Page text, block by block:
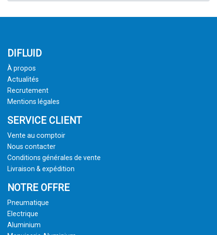
DIFLUID
À propos
Actualités
Recrutement
Mentions légales
SERVICE CLIENT
Vente au comptoir
Nous contacter
Conditions générales de vente
Livraison & expédition
NOTRE OFFRE
Pneumatique
Electrique
Aluminium